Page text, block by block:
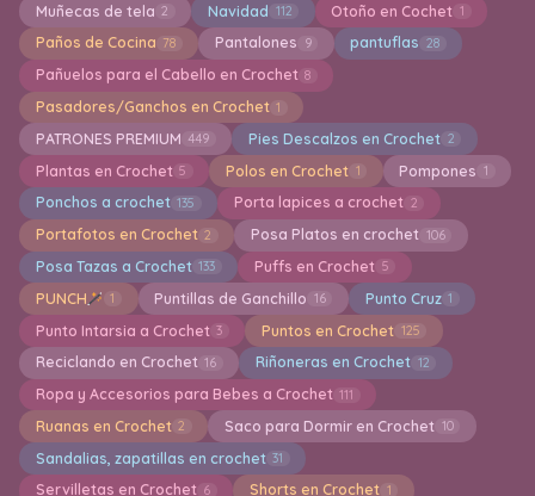
Muñecas de tela 2 Navidad 112 Otoño en Cochet 1
Paños de Cocina 78 Pantalones 9 pantuflas 28
Pañuelos para el Cabello en Crochet 8
Pasadores/Ganchos en Crochet 1
PATRONES PREMIUM 449 Pies Descalzos en Crochet 2
Plantas en Crochet 5 Polos en Crochet 1 Pompones 1
Ponchos a crochet 135 Porta lapices a crochet 2
Portafotos en Crochet 2 Posa Platos en crochet 106
Posa Tazas a Crochet 133 Puffs en Crochet 5
PUNCH 1 Puntillas de Ganchillo 16 Punto Cruz 1
Punto Intarsia a Crochet 3 Puntos en Crochet 125
Reciclando en Crochet 16 Riñoneras en Crochet 12
Ropa y Accesorios para Bebes a Crochet 111
Ruanas en Crochet 2 Saco para Dormir en Crochet 10
Sandalias, zapatillas en crochet 31
Servilletas en Crochet 6 Shorts en Crochet 1